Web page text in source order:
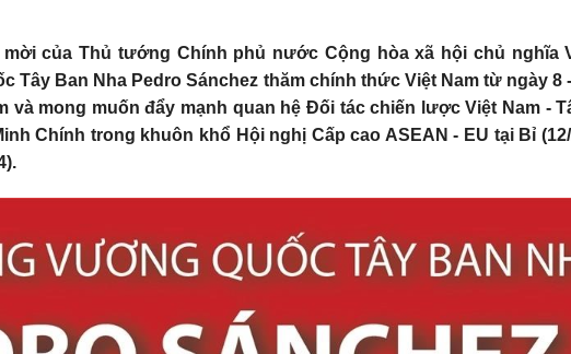
mời của Thủ tướng Chính phủ nước Cộng hòa xã hội chủ nghĩa
Tây Ban Nha Pedro Sánchez thăm chính thức Việt Nam từ ngày 8 -
và mong muốn đẩy mạnh quan hệ Đối tác chiến lược Việt Nam -
Chính trong khuôn khổ Hội nghị Cấp cao ASEAN - EU tại Bỉ